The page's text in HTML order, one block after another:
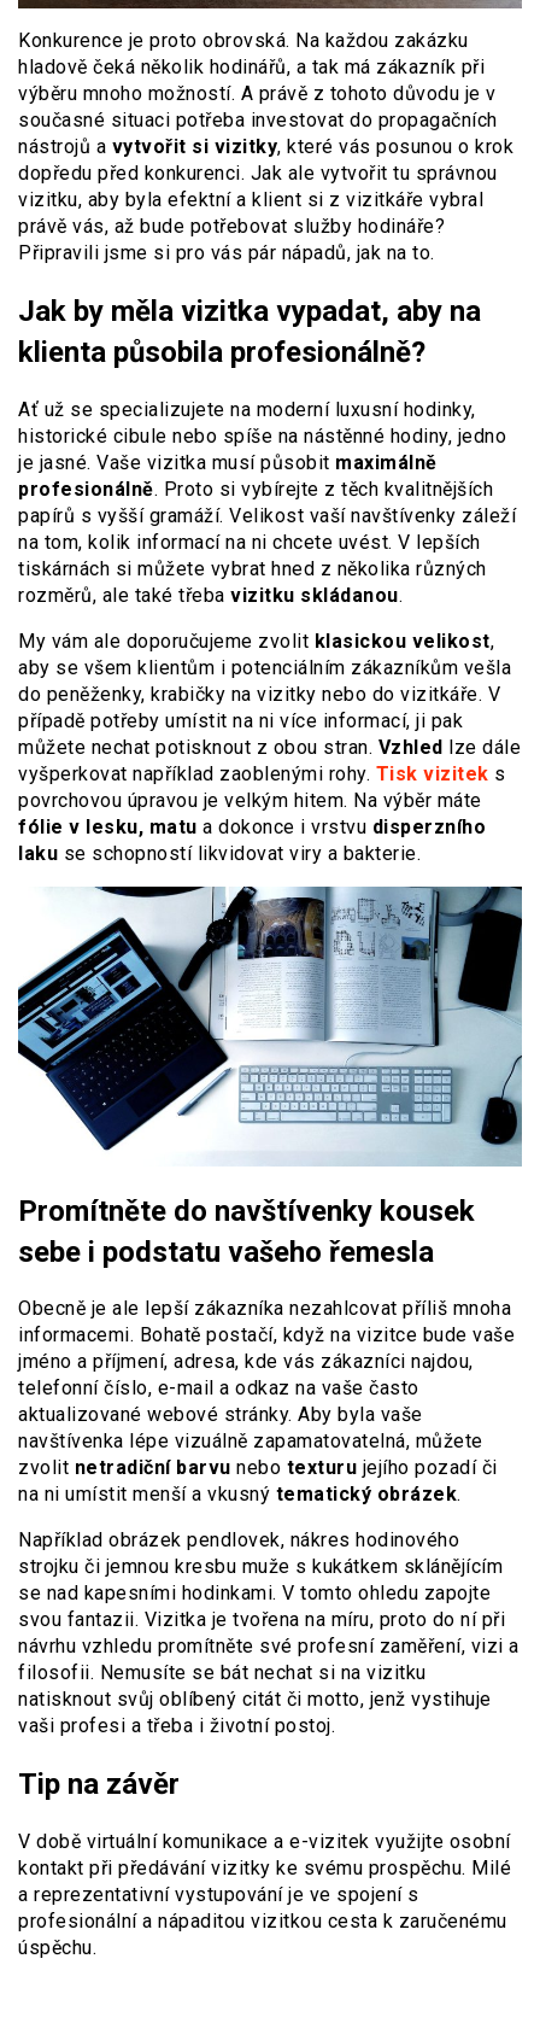
Konkurence je proto obrovská. Na každou zakázku
hladově čeká několik hodinářů, a tak má zákazník při
výběru mnoho možností. A právě z tohoto důvodu je v
současné situaci potřeba investovat do propagačních
nástrojů a vytvořit si vizitky, které vás posunou o krok
dopředu před konkurenci. Jak ale vytvořit tu správnou
vizitku, aby byla efektní a klient si z vizitkáře vybral
právě vás, až bude potřebovat služby hodináře?
Připravili jsme si pro vás pár nápadů, jak na to.
Jak by měla vizitka vypadat, aby na
klienta působila profesionálně?
Ať už se specializujete na moderní luxusní hodinky,
historické cibule nebo spíše na nástěnné hodiny, jedno
je jasné. Vaše vizitka musí působit maximálně
profesionálně. Proto si vybírejte z těch kvalitnějších
papírů s vyšší gramáží. Velikost vaší navštívenky záleží
na tom, kolik informací na ni chcete uvést. V lepších
tiskárnách si můžete vybrat hned z několika různých
rozměrů, ale také třeba vizitku skládanou.
My vám ale doporučujeme zvolit klasickou velikost,
aby se všem klientům i potenciálním zákazníkům vešla
do peněženky, krabičky na vizitky nebo do vizitkáře. V
případě potřeby umístit na ni více informací, ji pak
můžete nechat potisknout z obou stran. Vzhled lze dále
vyšperkovat například zaoblenými rohy. Tisk vizitek s
povrchovou úpravou je velkým hitem. Na výběr máte
fólie v lesku, matu a dokonce i vrstvu disperzního
laku se schopností likvidovat viry a bakterie.
Promítněte do navštívenky kousek
sebe i podstatu vašeho řemesla
Obecně je ale lepší zákazníka nezahlcovat příliš mnoha
informacemi. Bohatě postačí, když na vizitce bude vaše
jméno a příjmení, adresa, kde vás zákazníci najdou,
telefonní číslo, e-mail a odkaz na vaše často
aktualizované webové stránky. Aby byla vaše
navštívenka lépe vizuálně zapamatovatelná, můžete
zvolit netradiční barvu nebo texturu jejího pozadí či
na ni umístit menší a vkusný tematický obrázek.
Například obrázek pendlovek, nákres hodinového
strojku či jemnou kresbu muže s kukátkem sklánějícím
se nad kapesními hodinkami. V tomto ohledu zapojte
svou fantazii. Vizitka je tvořena na míru, proto do ní při
návrhu vzhledu promítněte své profesní zaměření, vizi a
filosofii. Nemusíte se bát nechat si na vizitku
natisknout svůj oblíbený citát či motto, jenž vystihuje
vaši profesi a třeba i životní postoj.
Tip na závěr
V době virtuální komunikace a e-vizitek využijte osobní
kontakt při předávání vizitky ke svému prospěchu. Milé
a reprezentativní vystupování je ve spojení s
profesionální a nápaditou vizitkou cesta k zaručenému
úspěchu.